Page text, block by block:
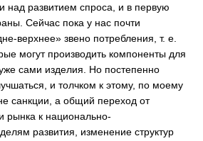
над развитием спроса, и в первую
Сейчас пока у нас почти
верхнее» звено потребления, т. е.
могут производить компоненты для
сами изделия. Но постепенно
и толчком к этому, по моему
санкции, а общий переход от
рынка к национально-
развития, изменение структур